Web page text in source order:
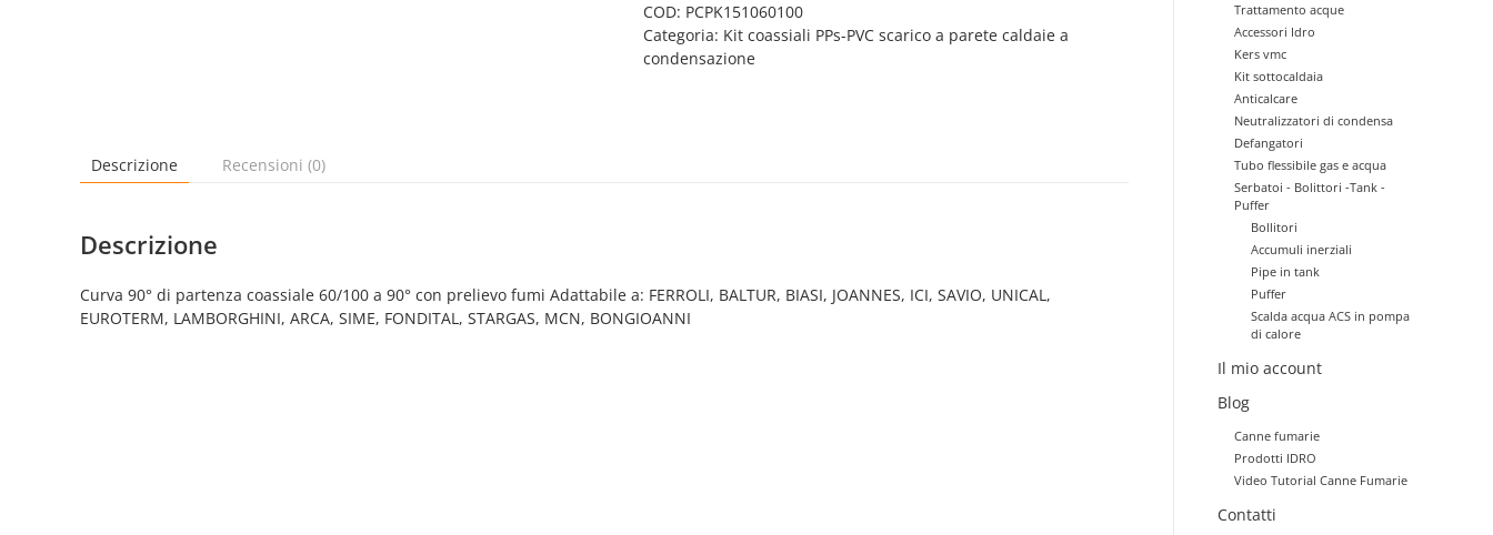
coassiale
60/100
con
SAVIO,
UNICAL,
COD: PCPK151060100
Categoria: Kit coassiali PPs-PVC scarico a parete caldaie a
condensazione
Descrizione Recensioni (0)
Descrizione
Curva 90° di partenza coassiale 60/100 a 90° con prelievo fumi Adattabile a: FERROLI, BALTUR, BIASI, JOANNES, ICI, SAVIO, UNICAL,
EUROTERM, LAMBORGHINI, ARCA, SIME, FONDITAL, STARGAS, MCN, BONGIOANNI
Trattamento acque
Accessori Idro
Kers vmc
Kit sottocaldaia
Anticalcare
Neutralizzatori di condensa
Defangatori
Tubo flessibile gas e acqua
Serbatoi - Bolittori -Tank -
Puffer
Bollitori
Accumuli inerziali
Pipe in tank
Puffer
Scalda acqua ACS in pompa
di calore
Il mio account
Blog
Canne fumarie
Prodotti IDRO
Video Tutorial Canne Fumarie
Contatti